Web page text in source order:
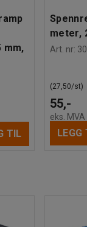
mm,
TIL
meter,
Art. nr:
55,-
(27,50/st)
eks. MVA
LEGG